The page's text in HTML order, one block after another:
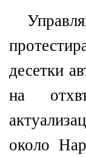
десетки
на
около